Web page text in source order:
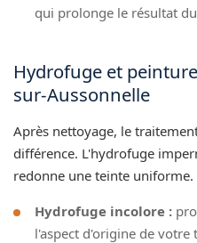
qui prolonge le résultat
Hydrofuge et
sur-Aussonnelle
Après nettoyage, le
différence. L'hydrofuge
redonne une teinte uniforme.
Hydrofuge incolore :
l'aspect d'origine de votre